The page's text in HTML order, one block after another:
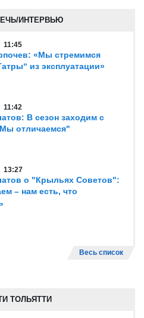
ИНТЕРВЬЮ
11:45
«Мы стремимся
из эксплуатации»
11:42
В сезон заходим с
отличаемся"
13:27
о "Крыльях Советов":
– нам есть, что
Весь список
ТОЛЬЯТТИ